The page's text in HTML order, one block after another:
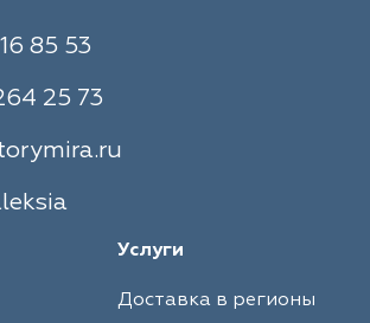
85 53
25 73
Услуги
Доставка в регионы